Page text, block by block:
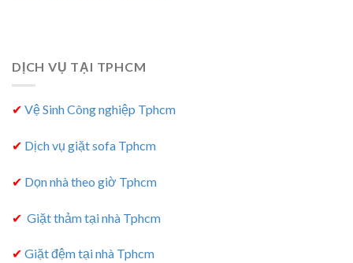
DỊCH VỤ TẠI TPHCM
✔ Vệ Sinh Công nghiệp Tphcm
✔ Dịch vụ giặt sofa Tphcm
✔ Dọn nhà theo giờ Tphcm
✔ Giặt thảm tại nhà Tphcm
✔ Giặt đệm tại nhà Tphcm